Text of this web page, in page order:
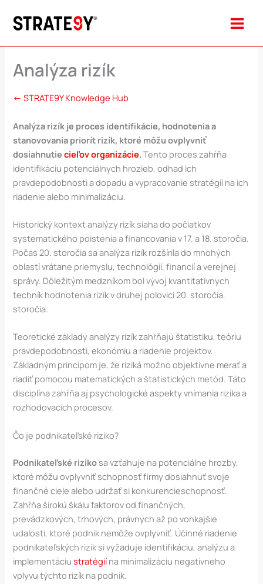
Analýza rizík
← STRATE9Y Knowledge Hub
Analýza rizík je proces identifikácie, hodnotenia a
stanovovania priorít rizík, ktoré môžu ovplyvniť
dosiahnutiecieľov organizácie.Tento proces zahŕňa
identifikáciu potenciálnych hrozieb, odhad ich
pravdepodobnosti a dopadu a vypracovanie stratégií na ich
riadenie alebo minimalizáciu.
Historický kontext analýzy rizík siaha do počiatkov
systematického poistenia a financovania v 17. a 18. storočia.
Počas 20. storočia sa analýza rizík rozšírila do mnohých
oblastí vrátane priemyslu, technológií, financií a verejnej
správy. Dôležitým medzníkom bol vývoj kvantitatívnych
techník hodnotenia rizík v druhej polovici 20. storočia.
storočia.
Teoretické základy analýzy rizík zahŕňajú štatistiku, teóriu
pravdepodobnosti, ekonómiu a riadenie projektov.
Základným princípom je, že riziká možno objektívne merať a
riadiť pomocou matematických a štatistických metód. Táto
disciplína zahŕňa aj psychologické aspekty vnímania rizika a
rozhodovacích procesov.
Čo je podnikateľské riziko?
Podnikateľské rizikosa vzťahuje na potenciálne hrozby,
ktoré môžu ovplyvniť schopnosť firmy dosiahnuť svoje
finančné ciele alebo udržať si konkurencieschopnosť.
Zahŕňa širokú škálu faktorov od finančných,
prevádzkových, trhových, právnych až po vonkajšie
udalosti, ktoré podnik nemôže ovplyvniť. Účinné riadenie
podnikateľských rizík si vyžaduje identifikáciu, analýzu a
implementáciustratégií na minimalizáciu negatívneho
vplyvu týchto rizík na podnik.